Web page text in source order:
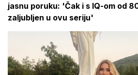
jasnu poruku: 'Čak i s IQ-om od
zaljubljen u ovu seriju'